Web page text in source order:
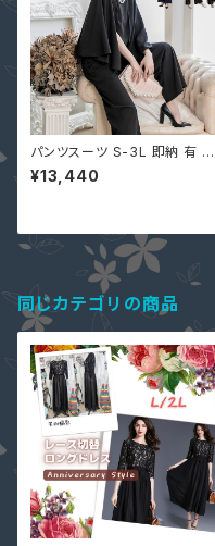
パンツスーツ S-3L 即納 有 黒
ネイビー ブラウン ガウチョ パン
ツドレス 七分袖 ケープ マント
¥13,440
同じカテゴリの商品